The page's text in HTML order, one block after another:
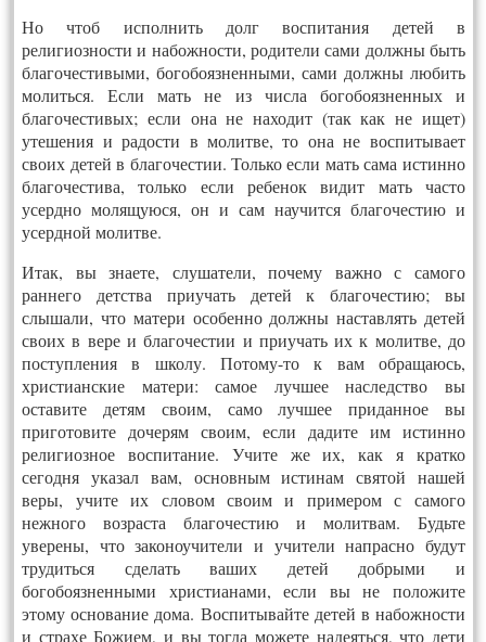
Но чтоб исполнить долг воспитания детей в
религиозности и набожности, родители сами должны быть
благочестивыми, богобоязненными, сами должны любить
молиться. Если мать не из числа богобоязненных и
благочестивых; если она не находит (так как не ищет)
утешения и радости в молитве, то она не воспитывает
своих детей в благочестии. Только если мать сама истинно
благочестива, только если ребенок видит мать часто
усердно молящуюся, он и сам научится благочестию и
усердной молитве.
Итак, вы знаете, слушатели, почему важно с самого
раннего детства приучать детей к благочестию; вы
слышали, что матери особенно должны наставлять детей
своих в вере и благочестии и приучать их к молитве, до
поступления в школу. Потому-то к вам обращаюсь,
христианские матери: самое лучшее наследство вы
оставите детям своим, само лучшее приданное вы
приготовите дочерям своим, если дадите им истинно
религиозное воспитание. Учите же их, как я кратко
сегодня указал вам, основным истинам святой нашей
веры, учите их словом своим и примером с самого
нежного возраста благочестию и молитвам. Будьте
уверены, что законоучители и учители напрасно будут
трудиться сделать ваших детей добрыми и
богобоязненными христианами, если вы не положите
этому основание дома. Воспитывайте детей в набожности
и страхе Божием, и вы тогда можете надеяться, что дети